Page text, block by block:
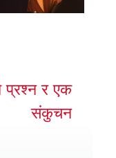
प्रश्न र एक
संकुचन